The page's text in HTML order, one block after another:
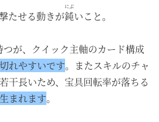
たせる動きが鈍
にぶ
いこと。
が、クイック主軸のカード構成
れやすいです。またスキルのチャ
干長いため、宝具回転率が落ちる
まれます。